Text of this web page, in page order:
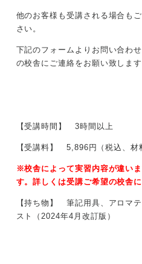
他のお客様も受講される場合も
さい。
下記のフォームよりお問い合わ
の校舎にご連絡をお願い致します
【受講時間】 3時間以上
【受講料】 5,896円（税込、材
※校舎によって実習内容が違い
す。詳しくは受講ご希望の校舎に
【持ち物】 筆記用具、アロマ
スト（2024年4月改訂版）